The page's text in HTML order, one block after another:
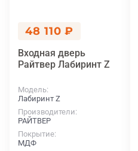
48 110 ₽
Входная дверь
Райтвер Лабиринт Z
Модель
Лабиринт Z
Производители
РАЙТВЕР
Покрытие
МДФ